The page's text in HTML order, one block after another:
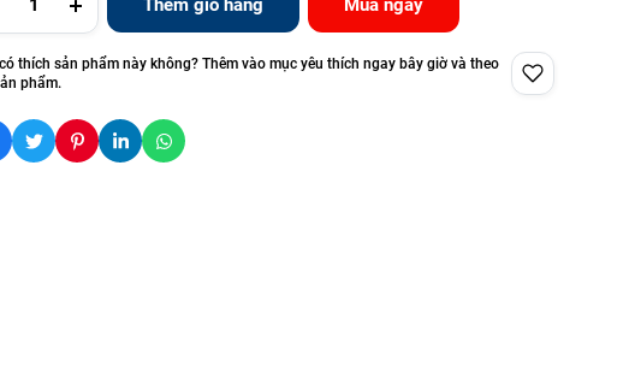
Thêm giỏ hàng Mua ngay
thích sản phẩm này không? Thêm vào mục yêu thích ngay bây giờ và theo
phẩm.